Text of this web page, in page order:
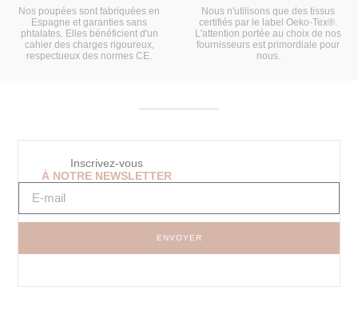
Nos poupées sont fabriquées en
Espagne et garanties sans
phtalates. Elles bénéficient d'un
cahier des charges rigoureux,
respectueux des normes CE.
Nous n'utilisons que des tissus
certifiés par le label Oeko-Tex®.
L'attention portée au choix de nos
fournisseurs est primordiale pour
nous.
Inscrivez-vous
À NOTRE NEWSLETTER
ENVOYER